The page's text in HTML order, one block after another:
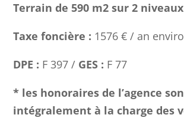
Terrain de 590 m2 sur 2
Taxe foncière : 1576 € / an
DPE : F 397 / GES : F 77
* les honoraires de l’agence
intégralement à la charge des